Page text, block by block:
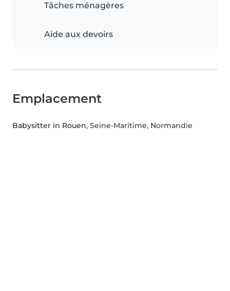
Tâches ménagères
Aide aux devoirs
Emplacement
Babysitter in Rouen, Seine-Maritime, Normandie